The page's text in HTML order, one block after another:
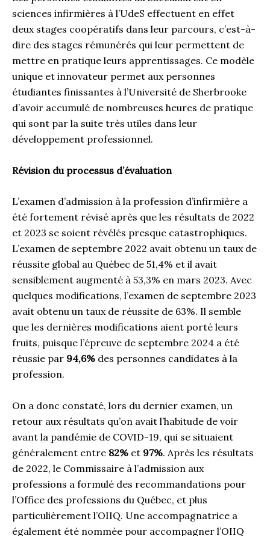
sciences infirmières à l’UdeS effectuent en effet
deux stages coopératifs dans leur parcours, c’est-à-
dire des stages rémunérés qui leur permettent de
mettre en pratique leurs apprentissages. Ce modèle
unique et innovateur permet aux personnes
étudiantes finissantes à l’Université de Sherbrooke
d’avoir accumulé de nombreuses heures de pratique
qui sont par la suite très utiles dans leur
développement professionnel.
Révision du processus d’évaluation
L’examen d’admission à la profession d’infirmière a
été fortement révisé après que les résultats de 2022
et 2023 se soient révélés presque catastrophiques.
L’examen de septembre 2022 avait obtenu un taux de
réussite global au Québec de 51,4% et il avait
sensiblement augmenté à 53,3% en mars 2023. Avec
quelques modifications, l’examen de septembre 2023
avait obtenu un taux de réussite de 63%. Il semble
que les dernières modifications aient porté leurs
fruits, puisque l’épreuve de septembre 2024 a été
réussie par 94,6% des personnes candidates à la
profession.
On a donc constaté, lors du dernier examen, un
retour aux résultats qu’on avait l’habitude de voir
avant la pandémie de COVID-19, qui se situaient
généralement entre 82% et 97%. Après les résultats
de 2022, le Commissaire à l’admission aux
professions a formulé des recommandations pour
l’Office des professions du Québec, et plus
particulièrement l’OIIQ. Une accompagnatrice a
également été nommée pour accompagner l’OIIQ